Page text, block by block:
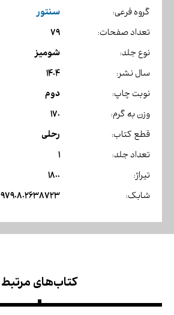
گروه فرعی: سنتور
تعداد صفحات: 79
نوع جلد: شومیز
سال نشر: 1404
نوبت چاپ: دوم
وزن به گرم: 170
قطع کتاب: رحلی
تعداد جلد: 1
تیراژ: 1800
شابک: 9790802638723
کتاب‌های مرتبط